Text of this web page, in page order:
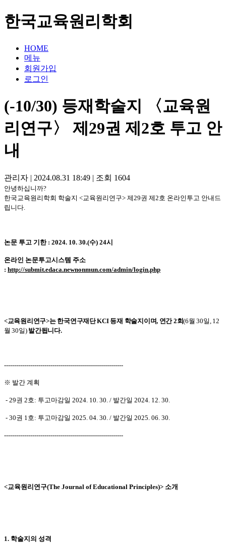
한국교육원리학회
HOME
메뉴
회원가입
로그인
(-10/30) 등재학술지 〈교육원
리연구〉 제29권 제2호 투고 안
내
관리자 | 2024.08.31 18:49 | 조회 1604
안녕하십니까?
한국교육원리학회 학술지 <교육원리연구> 제29권 제2호 온라인투고 안내드
립니다.
논문 투고 기한 : 2024. 10. 30.(수) 24시
온라인 논문투고시스템 주소
: http://submit.edaca.newnonmun.com/admin/login.php
<교육원리연구>는 한국연구재단 KCI 등재 학술지이며, 연간2회(6월30일 , 12
월30일) 발간됩니다.
-----------------------------------------------------------
※ 발간 계획
- 29권 2호: 투고마감일 2024. 10. 30. / 발간일 2024. 12. 30.
- 30권 1 호: 투고마감일 2025. 04. 30. / 발간일 2025. 06. 30.
-----------------------------------------------------------
<교육원리연구(The Journal of Educational Principles)> 소개
1. 학술지의 성격